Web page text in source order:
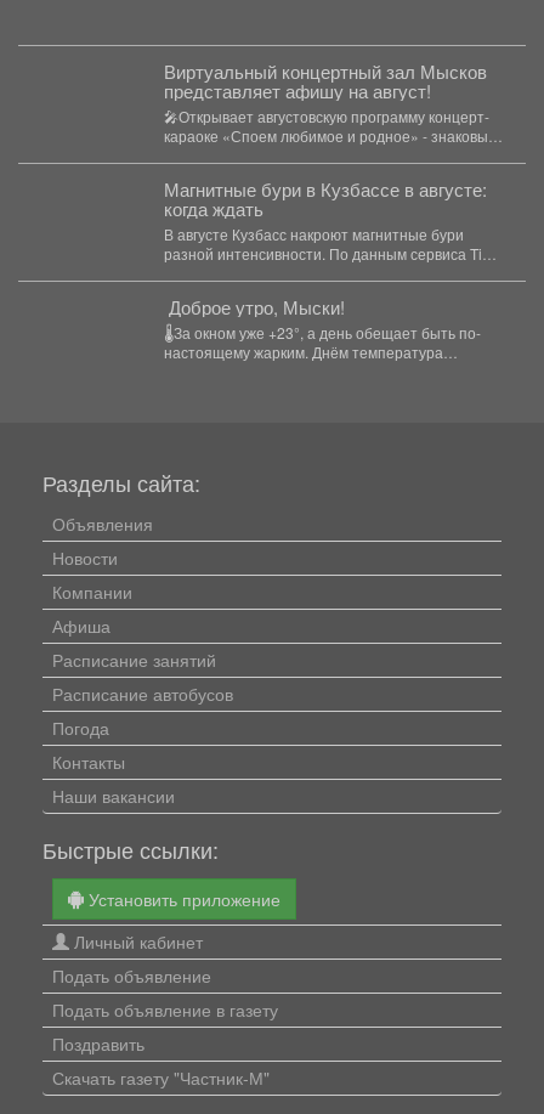
Виртуальный концертный зал Мысков
представляет афишу на август!
🎤Открывает августовскую программу концерт-
караоке «Споем любимое и родное» - знаковые
Магнитные бури в Кузбассе в августе:
когда ждать
В августе Кузбасс накроют магнитные бури
разной интенсивности. По данным сервиса Time-
️ Доброе утро, Мыски!
🌡За окном уже +23°, а день обещает быть по-
настоящему жарким. Днём температура
Разделы сайта:
Объявления
Новости
Компании
Афиша
Расписание занятий
Расписание автобусов
Погода
Контакты
Наши вакансии
Быстрые ссылки:
Установить приложение
Личный кабинет
Подать объявление
Подать объявление в газету
Поздравить
Скачать газету "Частник-М"